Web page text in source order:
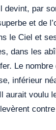
devint, par
et de
le Ciel et
dans les
Le nombre
inférieur
aurait voulu